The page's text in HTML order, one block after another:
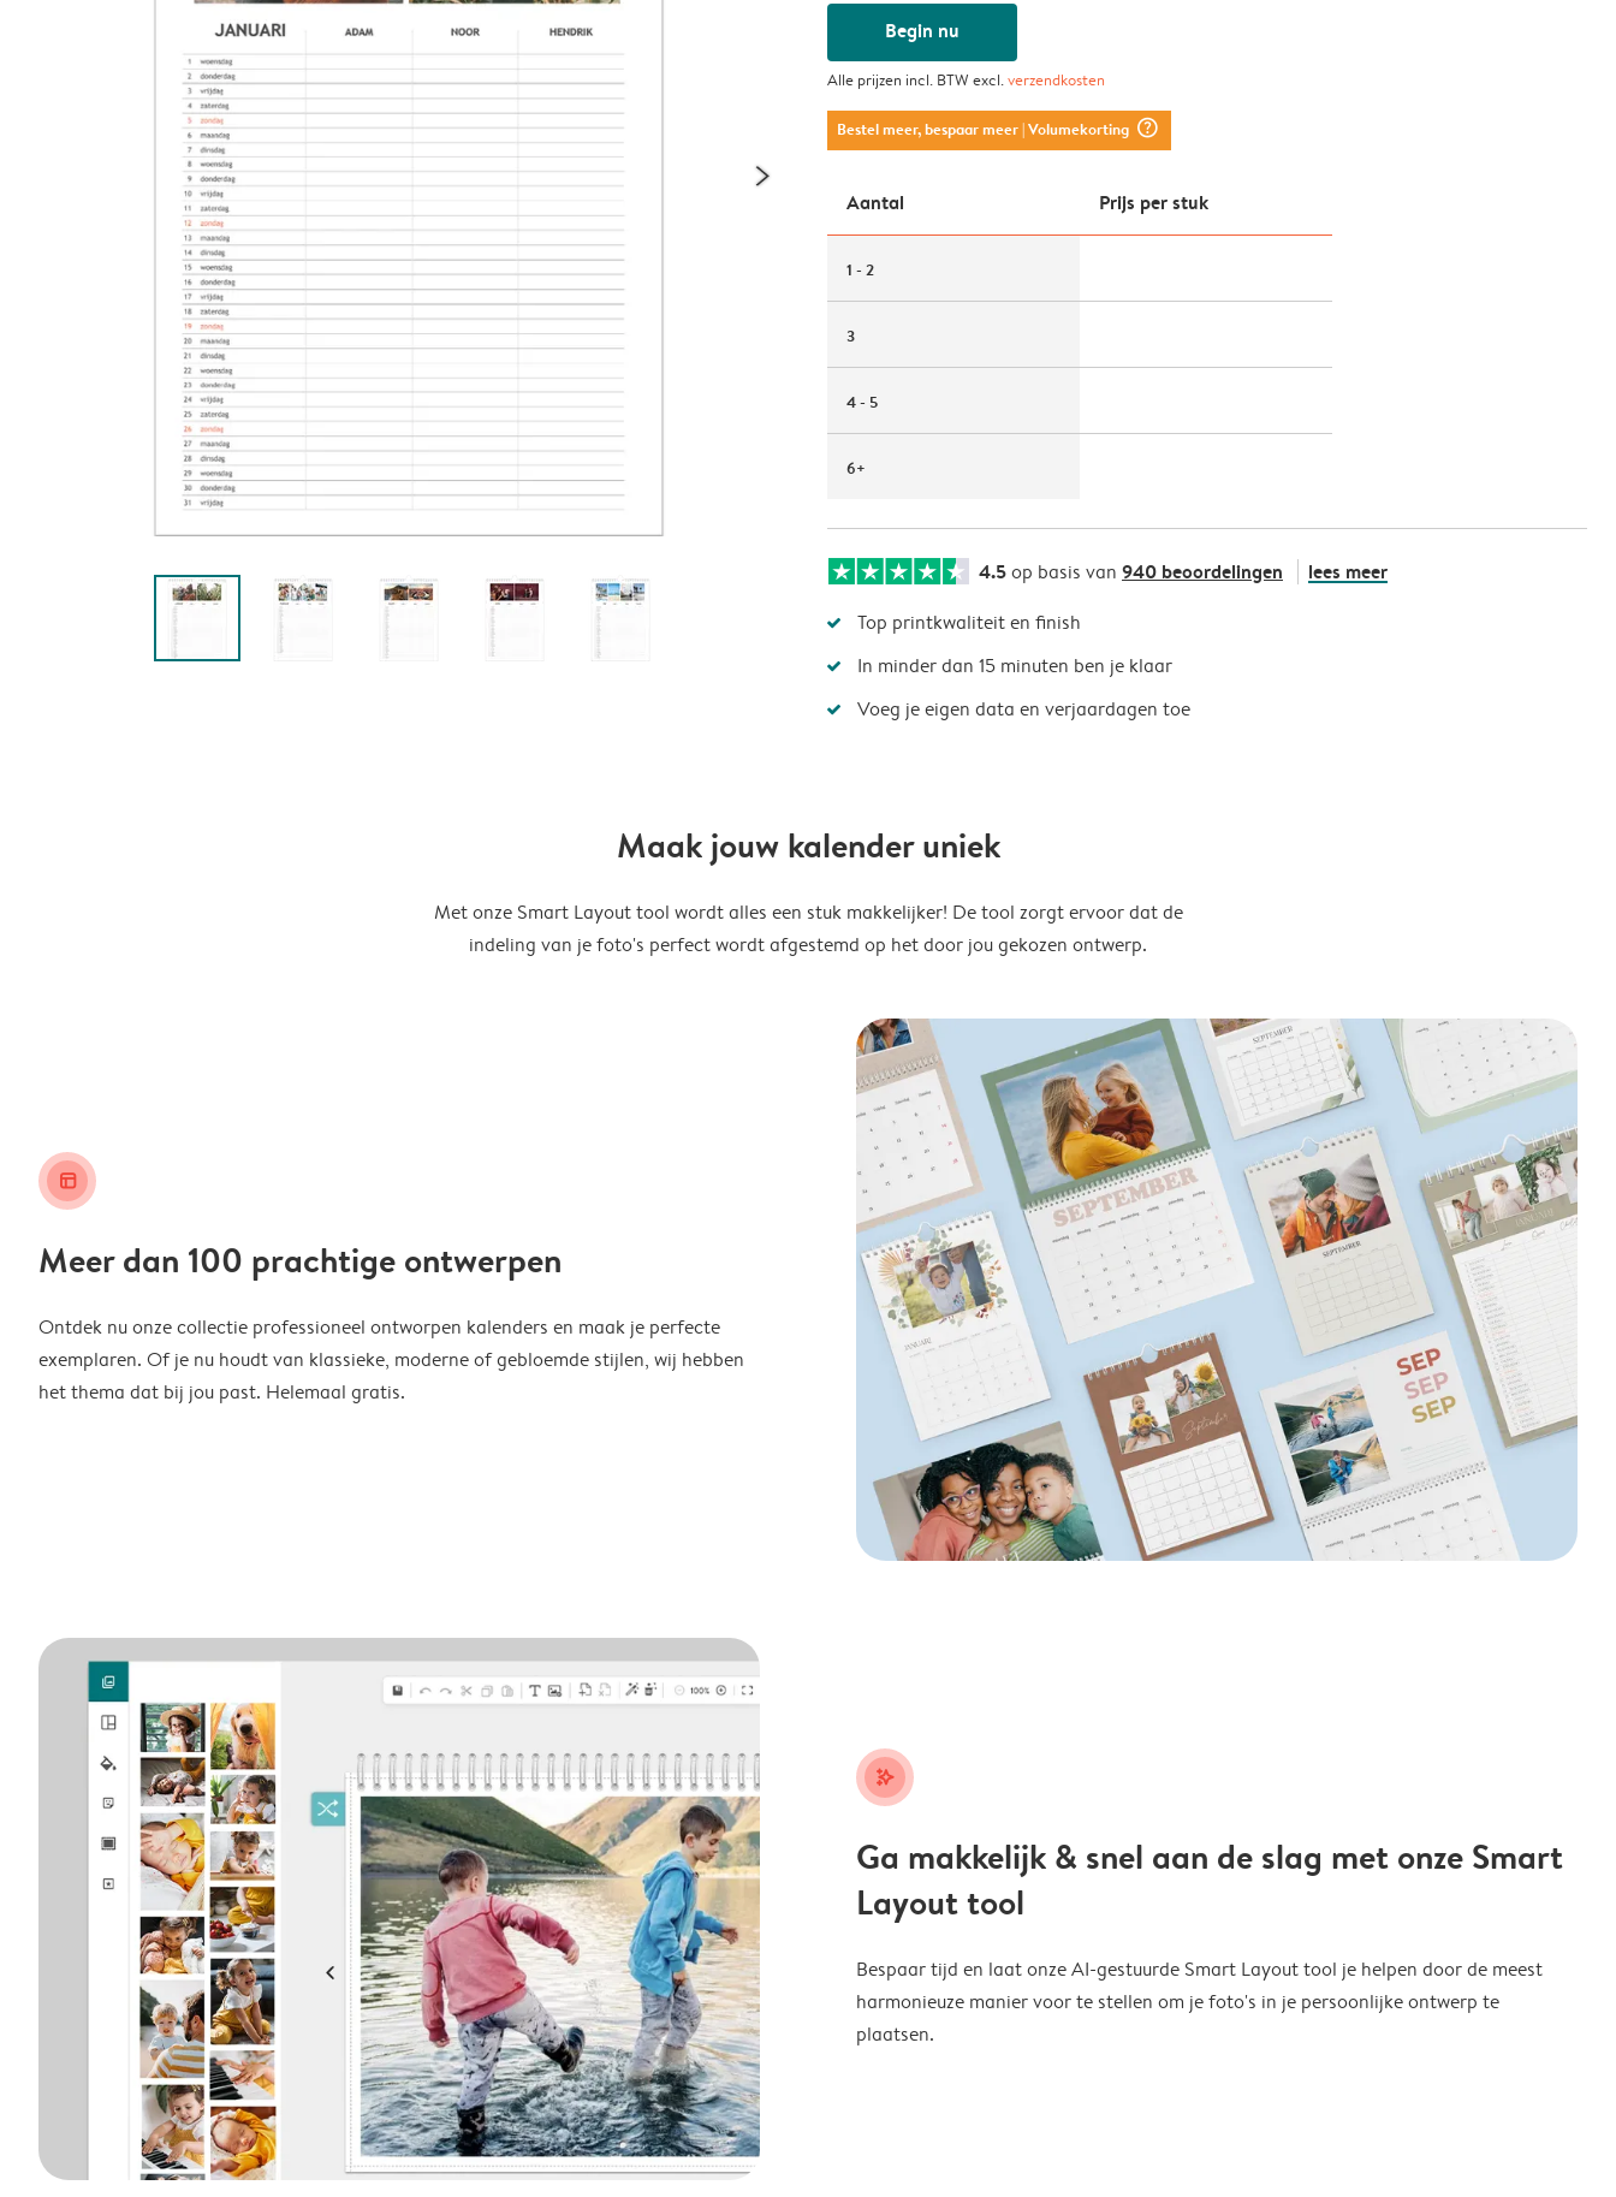
Begin nu
Alle prijzen incl. BTW excl.verzendkosten
Bestel meer, bespaar meer| Volumekorting question_mark_circle
Aantal Prijs per stuk
1 - 2
3
4 - 5
6+
4.5op basis van 940 beoordelingen lees meer
Top printkwaliteit en finish
In minder dan 15 minuten ben je klaar
Voeg je eigen data en verjaardagen toe
Maak jouw kalender uniek
Met onze Smart Layout tool wordt alles een stuk makkelijker! De tool zorgt ervoor dat de
indeling van je foto's perfect wordt afgestemd op het door jou gekozen ontwerp.
layout_alt
Meer dan 100 prachtige ontwerpen
Ontdek nu onze collectie professioneel ontworpen kalenders en maak je perfecte
exemplaren. Of je nu houdt van klassieke, moderne of gebloemde stijlen, wij hebben
het thema dat bij jou past. Helemaal gratis.
stars_plus
Ga makkelijk & snel aan de slag met onze Smart
Layout tool
Bespaar tijd en laat onze AI-gestuurde Smart Layout tool je helpen door de meest
harmonieuze manier voor te stellen om je foto's in je persoonlijke ontwerp te
plaatsen.